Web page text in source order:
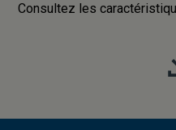
Consultez les